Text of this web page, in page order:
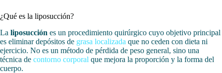
¿Qué es la liposucción?
La liposucción es un procedimiento quirúrgico cuyo objetivo principal
es eliminar depósitos de grasa localizada que no ceden con dieta ni
ejercicio. No es un método de pérdida de peso general, sino una
técnica de contorno corporal que mejora la proporción y la forma del
cuerpo.